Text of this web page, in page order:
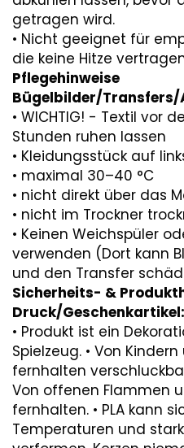
getragen wird.
• Nicht geeignet für
die keine Hitze
Pflegehinweise
Bügelbilder/
• WICHTIG! - Textil vor
Stunden ruhen lassen
• Kleidungsstück auf
• maximal 30–40 °C
• nicht direkt über das
• nicht im Trockner
• Keinen Weichspüler
verwenden (Dort kann
und den Transfer
Sicherheits- &
Druck/Geschenkartikel:
• Produkt ist ein
Spielzeug. • Von
fernhalten
Von offenen Flammen
fernhalten. • PLA kann
Temperaturen und